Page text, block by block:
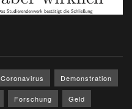
Coronavirus Demonstration
Forschung Geld